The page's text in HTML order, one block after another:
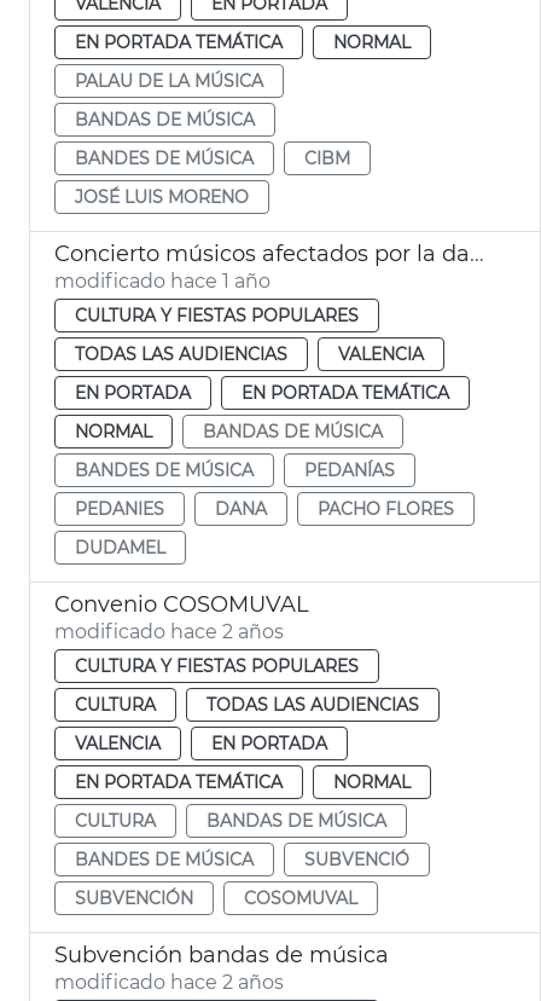
EN PORTADA TEMÁTICA
NORMAL
PALAU DE LA MÚSICA
BANDAS DE MÚSICA
BANDES DE MÚSICA
CIBM
JOSÉ LUIS MORENO
Concierto músicos afectados por la dana
modificado hace 1 año
CULTURA Y FIESTAS POPULARES
TODAS LAS AUDIENCIAS
VALENCIA
EN PORTADA
EN PORTADA TEMÁTICA
NORMAL
BANDAS DE MÚSICA
BANDES DE MÚSICA
PEDANÍAS
PEDANIES
DANA
PACHO FLORES
DUDAMEL
Convenio COSOMUVAL
modificado hace 2 años
CULTURA Y FIESTAS POPULARES
CULTURA
TODAS LAS AUDIENCIAS
VALENCIA
EN PORTADA
EN PORTADA TEMÁTICA
NORMAL
CULTURA
BANDAS DE MÚSICA
BANDES DE MÚSICA
SUBVENCIÓ
SUBVENCIÓN
COSOMUVAL
Subvención bandas de música
modificado hace 2 años